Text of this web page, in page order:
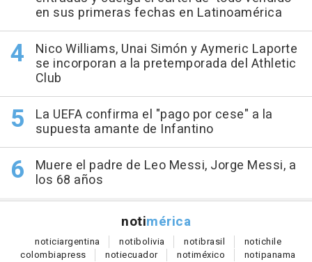
en sus primeras fechas en Latinoamérica
Nico Williams, Unai Simón y Aymeric Laporte
se incorporan a la pretemporada del Athletic
Club
La UEFA confirma el "pago por cese" a la
supuesta amante de Infantino
Muere el padre de Leo Messi, Jorge Messi, a
los 68 años
notimérica
noticiargentina notibolivia notibrasil notichile
colombiapress notiecuador notiméxico notipanama